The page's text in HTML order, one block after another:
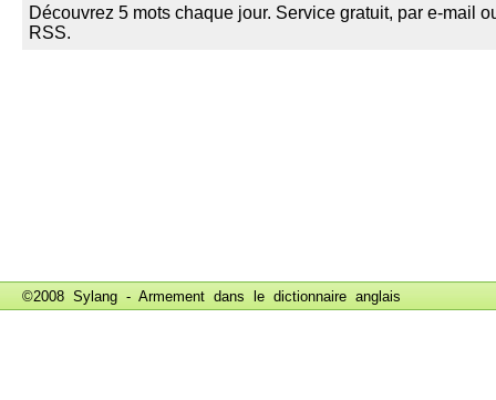
©2008 Sylang - Armement dans le dictionnaire anglais